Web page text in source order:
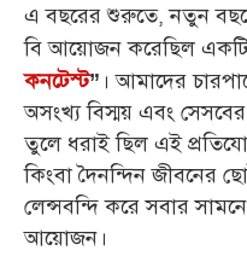
এ বছরের শুরুতে, নতুন
বি আয়োজন করেছিল
কনটেস্ট” । আমাদের
অসংখ্য বিস্ময় এবং সেসবের
তুলে ধরাই ছিল এই
কিংবা দৈনন্দিন জীবনের
লেন্সবন্দি করে সবার
আয়োজন।